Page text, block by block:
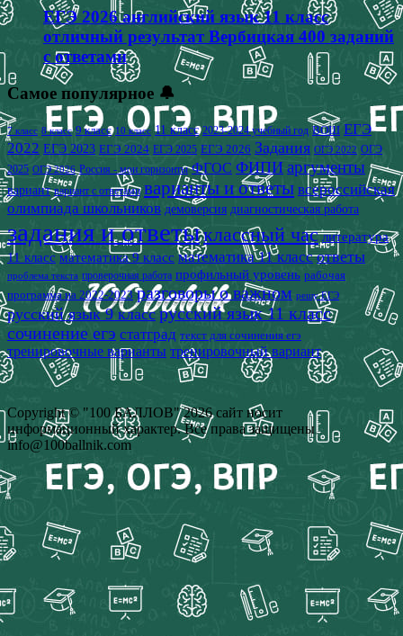
ЕГЭ 2026 английский язык 11 класс
отличный результат Вербицкая 400 заданий
с ответами
Самое популярное 🔔
7 класс 8 класс 9 класс 10 класс 11 класс 2023-2024 учебный год ВОШ ЕГЭ
2022 ЕГЭ 2023 ЕГЭ 2024 ЕГЭ 2025 ЕГЭ 2026 Задания ОГЭ 2022 ОГЭ
2025 ОГЭ 2026 Россия - мои горизонты ФГОС ФИПИ аргументы
вариант вариант с ответами варианты и ответы всероссийская
олимпиада школьников демоверсия диагностическая работа
задания и ответыклассный час литература
11 класс математика 9 класс математика 11 класс ответы
проблема текста проверочная работа профильный уровень рабочая
программа на 2022-2023 разговоры о важном решу ЕГЭ
русский язык 9 класс русский язык 11 класс
сочинение егэ статград текст для сочинения егэ
тренировочные варианты тренировочный вариант
Copyright © "100 БАЛЛОВ" 2026 сайт носит
информационный характер. Все права защищены
info@100ballnik.com